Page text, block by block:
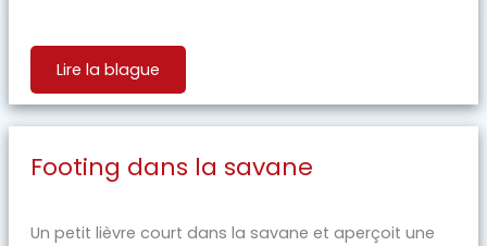
Lire la blague
Footing dans la savane
Un petit lièvre court dans la savane et aperçoit une